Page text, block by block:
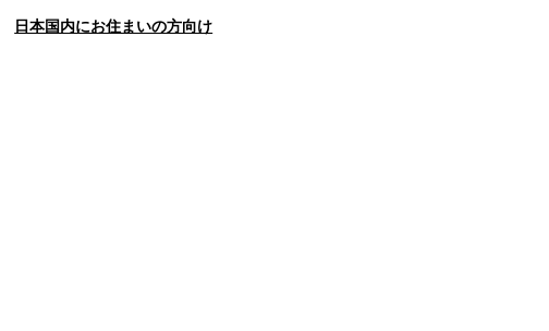
日本国内にお住まいの方向け